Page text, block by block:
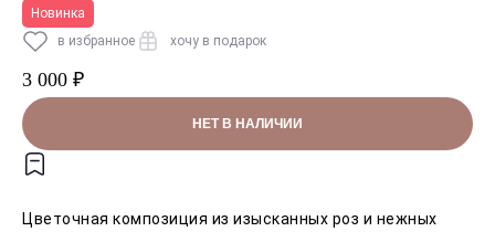
Новинка
в избранное
хочу в подарок
3 000 ₽
НЕТ В НАЛИЧИИ
Цветочная композиция из изысканных роз и нежных